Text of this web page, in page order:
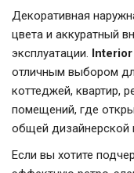
Декоративная
цвета и аккуратный
эксплуатации.
отличным выбором
коттеджей, квартир,
помещений, где
общей дизайнерской
Если вы хотите